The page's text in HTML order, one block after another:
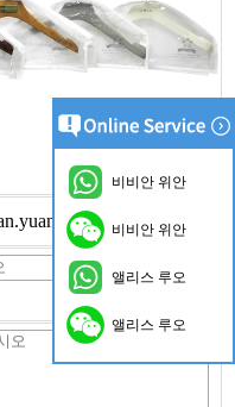
비비안 위안
비비안 위안
앨리스 루오
앨리스 루오